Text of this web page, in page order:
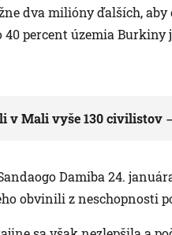
dva milióny ďalších, aby
percent územia
v Mali vyše 130 civilistov
Damiba 24.
obvinili z neschopnosti